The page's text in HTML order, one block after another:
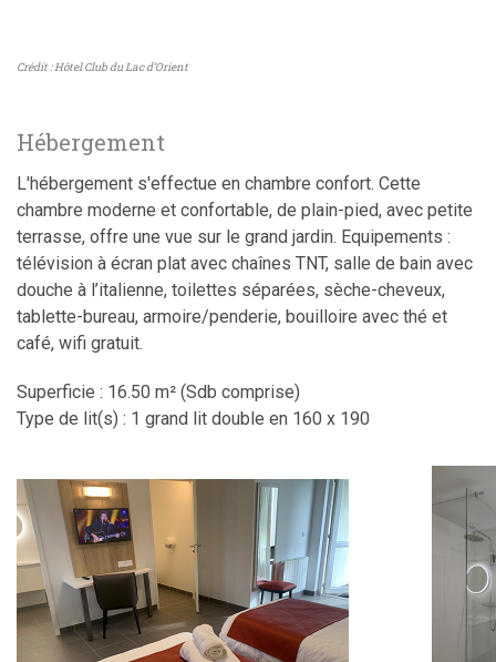
Crédit : Hôtel Club du Lac d’Orient
Hébergement
L'hébergement s'effectue en chambre confort. Cette
chambre moderne et confortable, de plain-pied, avec petite
terrasse, offre une vue sur le grand jardin. Equipements :
télévision à écran plat avec chaînes TNT, salle de bain avec
douche à l’italienne, toilettes séparées, sèche-cheveux,
tablette-bureau, armoire/penderie, bouilloire avec thé et
café, wifi gratuit.
Superficie : 16.50 m² (Sdb comprise)
Type de lit(s) : 1 grand lit double en 160 x 190